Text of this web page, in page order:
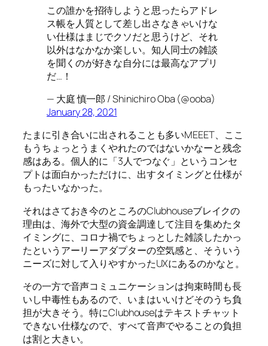
この誰かを招待しようと思ったらアドレ
ス帳を人質として差し出さなきゃいけな
い仕様はまじでクソだと思うけど、それ
以外はなかなか楽しい。知人同士の雑談
を聞くのが好きな自分には最高なアプリ
だ…！
— 大庭 慎一郎 / Shinichiro Oba (@ooba)
January 28, 2021
たまに引き合いに出されることも多いMEEET、ここ
もうちょっとうまくやれたのではないかなーと残念
感はある。個人的に「3人でつなぐ」というコンセ
プトは面白かっただけに、出すタイミングと仕様が
もったいなかった。
それはさておき今のところのClubhouseブレイクの
理由は、海外で大型の資金調達して注目を集めたタ
イミングに、コロナ禍でちょっとした雑談したかっ
たというアーリーアダプターの空気感と、そういう
ニーズに対して入りやすかったUXにあるのかなと。
その一方で音声コミュニケーションは拘束時間も長
いし中毒性もあるので、いまはいいけどそのうち負
担が大きそう。特にClubhouseはテキストチャット
できない仕様なので、すべて音声でやることの負担
は割と大きい。